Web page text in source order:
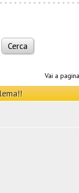
Vai a pagina